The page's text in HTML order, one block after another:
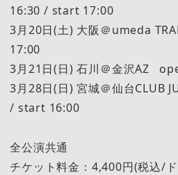
16:30 / start 17:00
3月20日(土) 大阪＠umeda
17:00
3月21日(日) 石川＠金沢AZ
3月28日(日) 宮城＠仙台CLUB
/ start 16:00
全公演共通
チケット料金：4,400円(税込/